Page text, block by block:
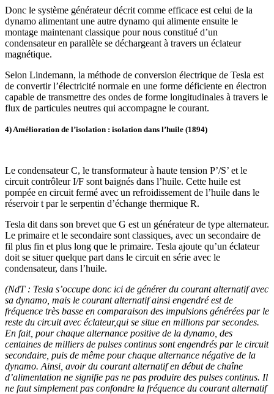
Donc le système générateur décrit comme efficace est celui de la
dynamo alimentant une autre dynamo qui alimente ensuite le
montage maintenant classique pour nous constitué d’un
condensateur en parallèle se déchargeant à travers un éclateur
magnétique.
Selon Lindemann, la méthode de conversion électrique de Tesla est
de convertir l’électricité normale en une forme déficiente en électron
capable de transmettre des ondes de forme longitudinales à travers le
flux de particules neutres qui accompagne le courant.
4) Amélioration de l’isolation : isolation dans l’huile (1894)
Le condensateur C, le transformateur à haute tension P’/S’ et le
circuit contrôleur I/F sont baignés dans l’huile. Cette huile est
pompée en circuit fermé avec un refroidissement de l’huile dans le
réservoir t par le serpentin d’échange thermique R.
Tesla dit dans son brevet que G est un générateur de type alternateur.
Le primaire et le secondaire sont classiques, avec un secondaire de
fil plus fin et plus long que le primaire. Tesla ajoute qu’un éclateur
doit se situer quelque part dans le circuit en série avec le
condensateur, dans l’huile.
(NdT : Tesla s’occupe donc ici de générer du courant alternatif avec
sa dynamo, mais le courant alternatif ainsi engendré est de
fréquence très basse en comparaison des impulsions générées par le
reste du circuit avec éclateur,qui se situe en millions par secondes.
En fait, pour chaque alternance positive de la dynamo, des
centaines de milliers de pulses continus sont engendrés par le circuit
secondaire, puis de même pour chaque alternance négative de la
dynamo. Ainsi, avoir du courant alternatif en début de chaîne
d’alimentation ne signifie pas ne pas produire des pulses continus. Il
ne faut simplement pas confondre la fréquence du courant alternatif